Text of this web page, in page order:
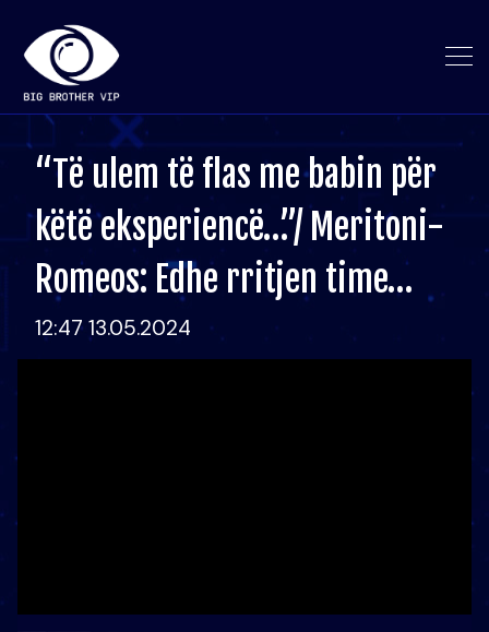
“Të ulem të flas me babin për
këtë eksperiencë…”/ Meritoni-
Romeos: Edhe rritjen time…
12:47 13.05.2024